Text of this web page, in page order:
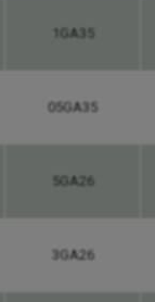
1GA35
05GA35
5GA26
3GA26